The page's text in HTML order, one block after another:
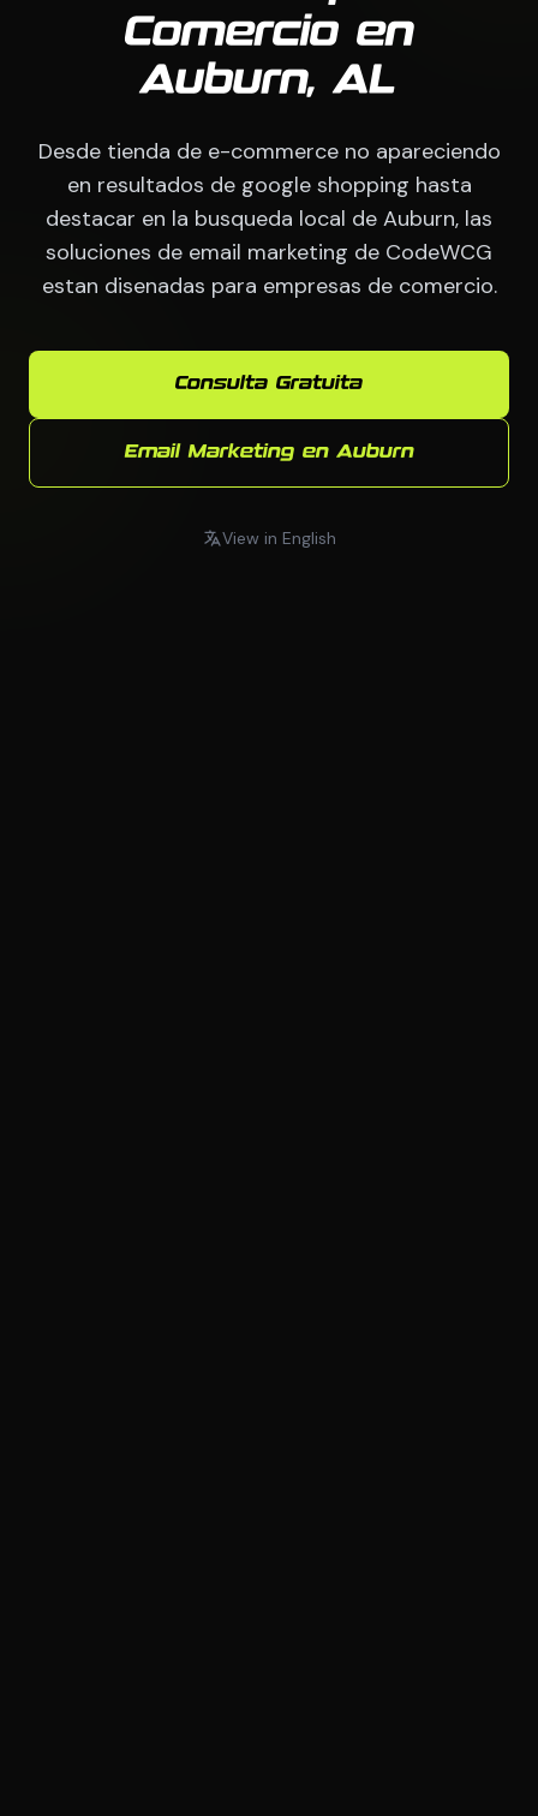
Comercio en
Auburn, AL
Desde tienda de e-commerce no apareciendo
en resultados de google shopping hasta
destacar en la busqueda local de Auburn, las
soluciones de email marketing de CodeWCG
estan disenadas para empresas de comercio.
Consulta Gratuita
Email Marketing en Auburn
View in English